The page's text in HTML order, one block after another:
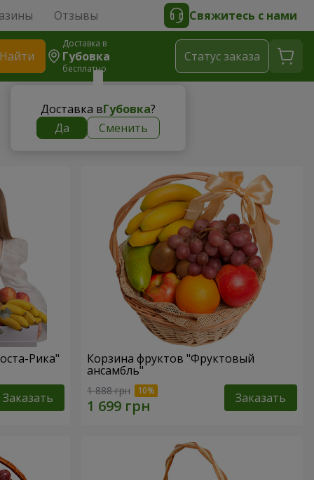
Отзывы Свяжитесь с нами
Найти
Доставка в
Губовка
бесплатно
Доставка вГубовка?
Да
Сменить
Cтатус заказа
Рика"
Заказать
Корзина фруктов "Фруктовый
ансамбль"
1 888 грн Заказать